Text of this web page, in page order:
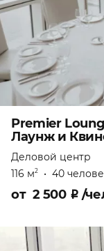
Premier
Лаунж и
Деловой центр
116 м2 • 40
от 2 500 ₽ /